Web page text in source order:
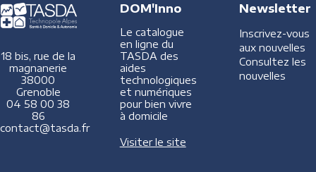
18 bis, rue de la
magnanerie
38000
Grenoble
04 58 00 38
86
contact@tasda.fr
DOM'Inno
Le catalogue
en ligne du
TASDA des
aides
technologiques
et numériques
pour bien vivre
à domicile
Visiter le site
Newsletter
Inscrivez-vous
aux nouvelles
Consultez les
nouvelles